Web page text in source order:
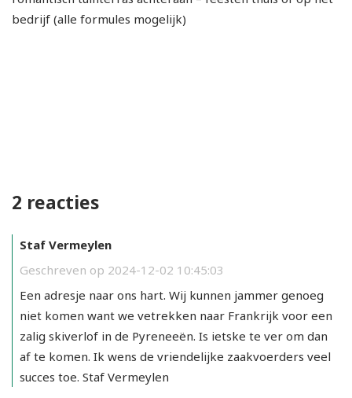
bedrijf (alle formules mogelijk)
2 reacties
Staf Vermeylen
Geschreven op 2024-12-02 10:45:03
Een adresje naar ons hart. Wij kunnen jammer genoeg
niet komen want we vetrekken naar Frankrijk voor een
zalig skiverlof in de Pyreneeën. Is ietske te ver om dan
af te komen. Ik wens de vriendelijke zaakvoerders veel
succes toe. Staf Vermeylen